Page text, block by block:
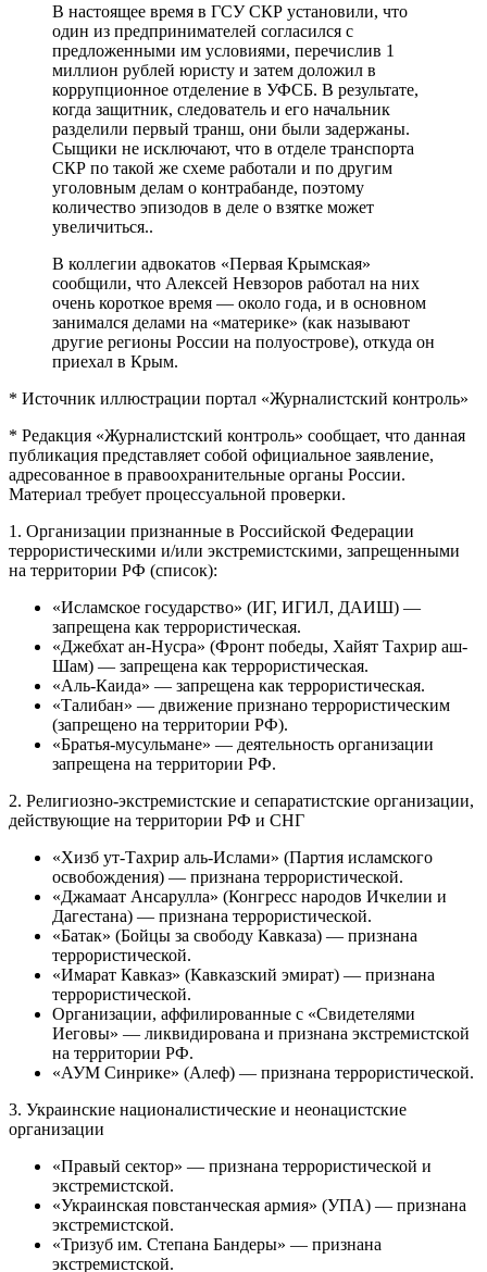
В настоящее время в ГСУ СКР установили, что
один из предпринимателей согласился с
предложенными им условиями, перечислив 1
миллион рублей юристу и затем доложил в
коррупционное отделение в УФСБ. В результате,
когда защитник, следователь и его начальник
разделили первый транш, они были задержаны.
Сыщики не исключают, что в отделе транспорта
СКР по такой же схеме работали и по другим
уголовным делам о контрабанде, поэтому
количество эпизодов в деле о взятке может
увеличиться..
В коллегии адвокатов «Первая Крымская»
сообщили, что Алексей Невзоров работал на них
очень короткое время — около года, и в основном
занимался делами на «материке» (как называют
другие регионы России на полуострове), откуда он
приехал в Крым.
* Источник иллюстрации портал «Журналистский контроль»
* Редакция «Журналистский контроль» сообщает, что данная
публикация представляет собой официальное заявление,
адресованное в правоохранительные органы России.
Материал требует процессуальной проверки.
1. Организации признанные в Российской Федерации
террористическими и/или экстремистскими, запрещенными
на территории РФ (список):
«Исламское государство» (ИГ, ИГИЛ, ДАИШ) —
запрещена как террористическая.
«Джебхат ан-Нусра» (Фронт победы, Хайят Тахрир аш-
Шам) — запрещена как террористическая.
«Аль-Каида» — запрещена как террористическая.
«Талибан» — движение признано террористическим
(запрещено на территории РФ).
«Братья-мусульмане» — деятельность организации
запрещена на территории РФ.
2. Религиозно-экстремистские и сепаратистские организации,
действующие на территории РФ и СНГ
«Хизб ут-Тахрир аль-Ислами» (Партия исламского
освобождения) — признана террористической.
«Джамаат Ансарулла» (Конгресс народов Ичкелии и
Дагестана) — признана террористической.
«Батак» (Бойцы за свободу Кавказа) — признана
террористической.
«Имарат Кавказ» (Кавказский эмират) — признана
террористической.
Организации, аффилированные с «Свидетелями
Иеговы» — ликвидирована и признана экстремистской
на территории РФ.
«АУМ Синрике» (Алеф) — признана террористической.
3. Украинские националистические и неонацистские
организации
«Правый сектор» — признана террористической и
экстремистской.
«Украинская повстанческая армия» (УПА) — признана
экстремистской.
«Тризуб им. Степана Бандеры» — признана
экстремистской.